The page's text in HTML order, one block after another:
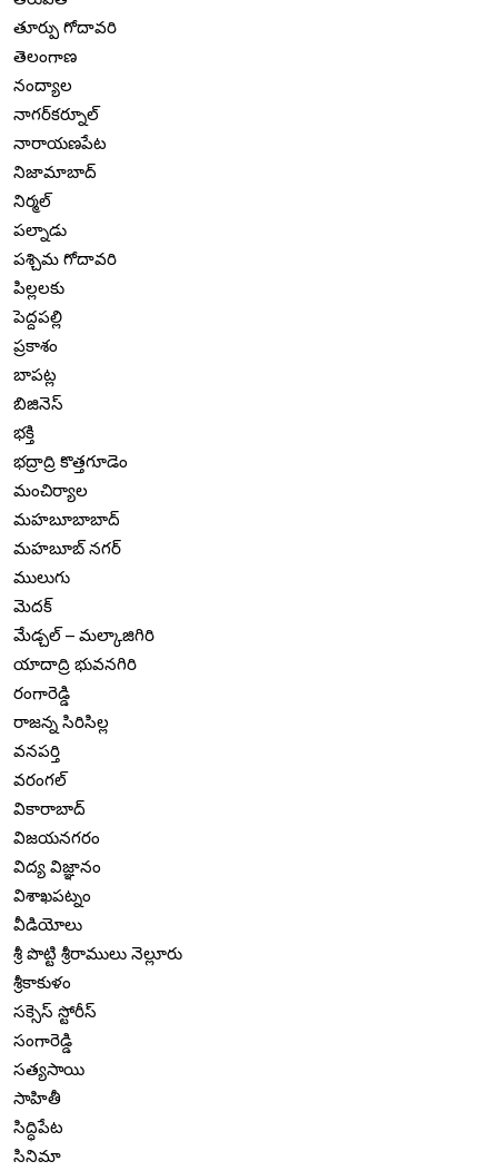
తూర్పు గోదావరి
తెలంగాణ
నంద్యాల
నాగర్‌కర్నూల్
నారాయణపేట
నిజామాబాద్
నిర్మల్
పల్నాడు
పశ్చిమ గోదావరి
పిల్లలకు
పెద్దపల్లి
ప్రకాశం
బాపట్ల
బిజినెస్
భక్తి
భద్రాద్రి కొత్తగూడెం
మంచిర్యాల
మహబూబాబాద్
మహబూబ్ నగర్
ములుగు
మెదక్
మేడ్చల్ – మల్కాజిగిరి
యాదాద్రి భువనగిరి
రంగారెడ్డి
రాజన్న సిరిసిల్ల
వనపర్తి
వరంగల్
వికారాబాద్
విజయనగరం
విద్య విజ్ఞానం
విశాఖపట్నం
వీడియోలు
శ్రీ పొట్టి శ్రీరాములు నెల్లూరు
శ్రీకాకుళం
సక్సెస్ స్టోరీస్
సంగారెడ్డి
సత్యసాయి
సాహితీ
సిద్ధిపేట
సినిమా